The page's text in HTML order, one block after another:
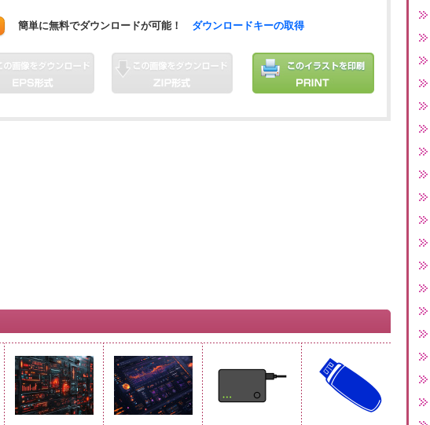
簡単に無料でダウンロードが可能！ ダウンロードキーの取得